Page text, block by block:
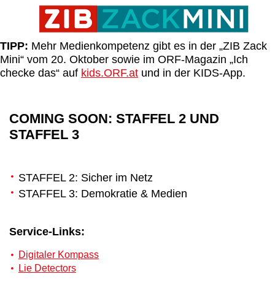
TIPP: Mehr Medienkompetenz gibt es in der „ZIB Zack
Mini“ vom 20. Oktober sowie im ORF-Magazin „Ich
checke das“ auf kids.ORF.at und in der KIDS-App.
COMING SOON: STAFFEL 2 UND
STAFFEL 3
STAFFEL 2: Sicher im Netz
STAFFEL 3: Demokratie & Medien
Service-Links:
Digitaler Kompass
Lie Detectors